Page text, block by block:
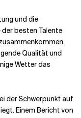
und die
der besten Talente
Qualität und
Wetter das
der Schwerpunkt auf
Einem Bericht von